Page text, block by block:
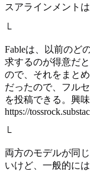
スアラインメント
└
Fableは、以前のど
求するのが得意だ
ので、それをまと
だったので、フル
を投稿できる。興
https://
└
両方のモデルが同
いけど、一般的に